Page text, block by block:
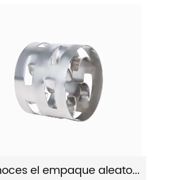
¿Conoces el empaque aleatorio de metal?